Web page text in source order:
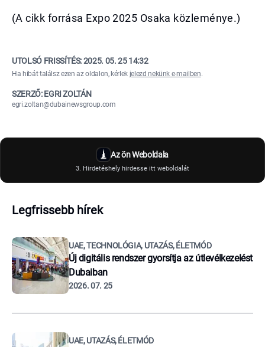
(A cikk forrása Expo 2025 Osaka közleménye.)
UTOLSÓ FRISSÍTÉS:2025. 05. 25 14:32
Ha hibát találsz ezen az oldalon, kérlek jelezd nekünk e-mailben.
SZERZŐ: EGRI ZOLTÁN
egri.zoltan@dubainewsgroup.com
Az ön Weboldala
3. Hirdetéshely hirdesse itt weboldalát
Legfrissebb hírek
UAE, TECHNOLÓGIA, UTAZÁS, ÉLETMÓD
Új digitális rendszer gyorsítja az útlevélkezelést
Dubaiban
2026. 07. 25
UAE, UTAZÁS, ÉLETMÓD